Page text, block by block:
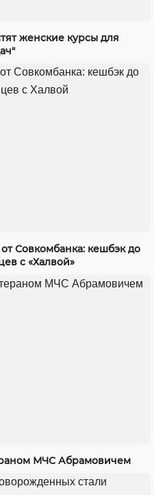
женские курсы для
Совкомбанка: кешбэк до
с «Халвой»
МЧС Абрамовичем